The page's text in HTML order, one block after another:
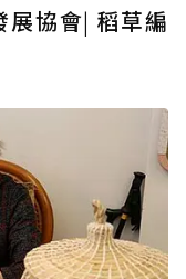
展協會| 稻草編